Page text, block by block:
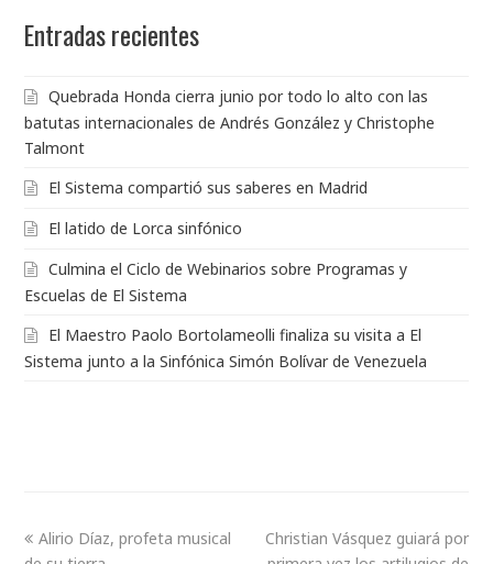
Entradas recientes
Quebrada Honda cierra junio por todo lo alto con las
batutas internacionales de Andrés González y Christophe
Talmont
El Sistema compartió sus saberes en Madrid
El latido de Lorca sinfónico
Culmina el Ciclo de Webinarios sobre Programas y
Escuelas de El Sistema
El Maestro Paolo Bortolameolli finaliza su visita a El
Sistema junto a la Sinfónica Simón Bolívar de Venezuela
Alirio Díaz, profeta musical
Christian Vásquez guiará por